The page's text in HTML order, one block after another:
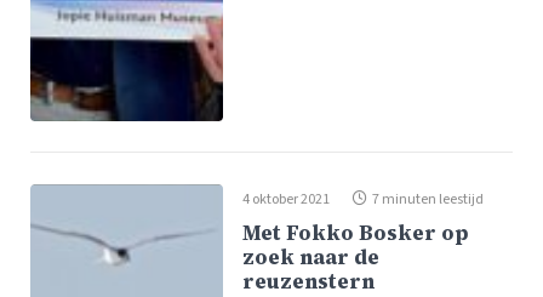
4 oktober 2021 7 minuten leestijd
Met Fokko Bosker op
zoek naar de
reuzenstern